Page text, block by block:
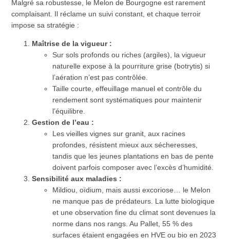
Malgré sa robustesse, le Melon de Bourgogne est rarement
complaisant. Il réclame un suivi constant, et chaque terroir
impose sa stratégie :
Maîtrise de la vigueur :
Sur sols profonds ou riches (argiles), la vigueur
naturelle expose à la pourriture grise (botrytis) si
l’aération n’est pas contrôlée.
Taille courte, effeuillage manuel et contrôle du
rendement sont systématiques pour maintenir
l’équilibre.
Gestion de l’eau :
Les vieilles vignes sur granit, aux racines
profondes, résistent mieux aux sécheresses,
tandis que les jeunes plantations en bas de pente
doivent parfois composer avec l’excès d’humidité.
Sensibilité aux maladies :
Mildiou, oïdium, mais aussi excoriose… le Melon
ne manque pas de prédateurs. La lutte biologique
et une observation fine du climat sont devenues la
norme dans nos rangs. Au Pallet, 55 % des
surfaces étaient engagées en HVE ou bio en 2023